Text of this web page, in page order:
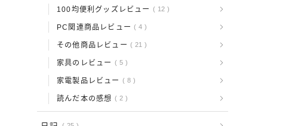
100均便利グッズレビュー 12
PC関連商品レビュー 4
その他商品レビュー 21
家具のレビュー 5
家電製品レビュー 8
読んだ本の感想 2